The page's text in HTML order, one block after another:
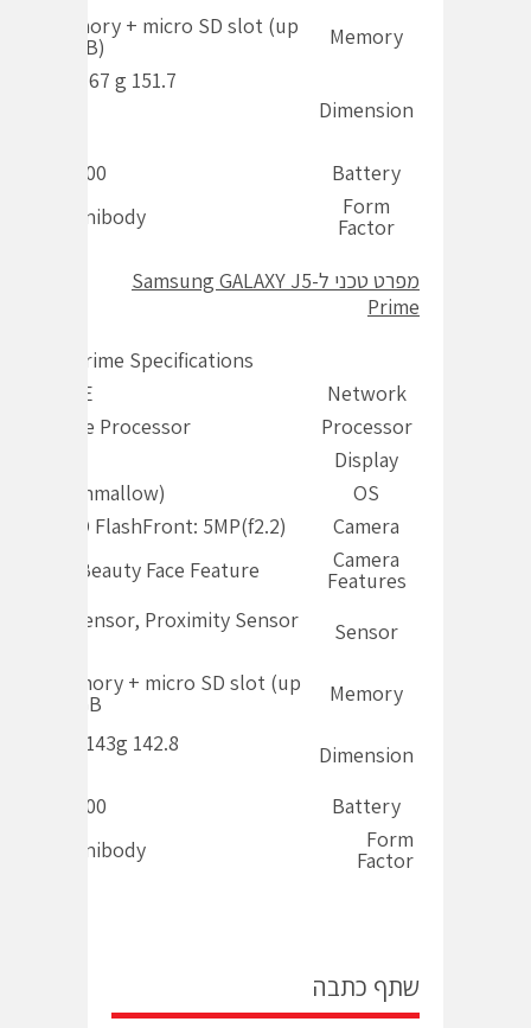
Memory
Memory + micro SD slot (up
to 256GB)
Dimension
151.7 x 75.0 x 8.0mm 167 g
Battery
3,300 mAh
Form
Factor
Metal Unibody
מפרט טכני ל-Samsung GALAXY J5
Prime
J5 Prime Specifications
Network
4G: LTE
Processor
Core Processor
Display
OS
(Marshmallow)
Camera
with LED FlashFront: 5MP(f2.2)
Camera
Features
Selfie, Beauty Face Feature
Sensor
Sensor, Proximity Sensor
Memory
Memory + micro SD slot (up
to 256GB
Dimension
142.8 x 69.5 x 8.1 mm, 143g
Battery
2,400 mAh
Form
Factor
Metal Unibody
שתף כתבה